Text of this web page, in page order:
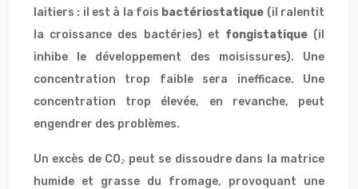
laitiers : il est à la fois bactériostatique (il ralentit
la croissance des bactéries) et fongistatique(il
inhibe le développement des moisissures). Une
concentration trop faible sera inefficace. Une
concentration trop élevée, en revanche, peut
engendrer des problèmes.
Un excès de CO₂ peut se dissoudre dans la matrice
humide et grasse du fromage, provoquant une